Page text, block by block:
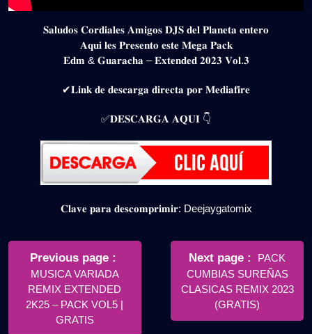
𝐒𝐚𝐥𝐮𝐝𝐨𝐬 𝐂𝐨𝐫𝐝𝐢𝐚𝐥𝐞𝐬 𝐀𝐦𝐢𝐠𝐨𝐬 𝐃𝐉𝐒 𝐝𝐞𝐥 𝐏𝐥𝐚𝐧𝐞𝐭𝐚 𝐞𝐧𝐭𝐞𝐫𝐨
𝐀𝐪𝐮𝐢 𝐥𝐞𝐬 𝐏𝐫𝐞𝐬𝐞𝐧𝐭𝐨 𝐞𝐬𝐭𝐞 𝐌𝐞𝐠𝐚 𝐏𝐚𝐜𝐤
𝐄𝐝𝐦 & 𝐆𝐮𝐚𝐫𝐚𝐜𝐡𝐚 – 𝐄𝐱𝐭𝐞𝐧𝐝𝐞𝐝 𝟐𝟎𝟐𝟑 𝐕𝐨𝐥.𝟑
✔𝐋𝐢𝐧𝐤 𝐝𝐞 𝐝𝐞𝐬𝐜𝐚𝐫𝐠𝐚 𝐝𝐢𝐫𝐞𝐜𝐭𝐚 𝐩𝐨𝐫 𝐌𝐞𝐝𝐢𝐚𝐟𝐢𝐫𝐞
✅𝐃𝐄𝐒𝐂𝐀𝐑𝐆𝐀 𝐀𝐐𝐔𝐈 👇
𝐂𝐥𝐚𝐯𝐞 𝐩𝐚𝐫𝐚 𝐝𝐞𝐬𝐜𝐨𝐦𝐩𝐫𝐢𝐦𝐢𝐫: Deejaygatomix
Navegación
entradas
Previous page
MUSICA VARIADA
REMIX EXTENDED
2K25 – PACK VOL5 |
GRATIS
Next page
Newer
Posts
PACK
CUMBIAS SUREÑAS
CLASICAS REMIX 2023
(GRATIS)